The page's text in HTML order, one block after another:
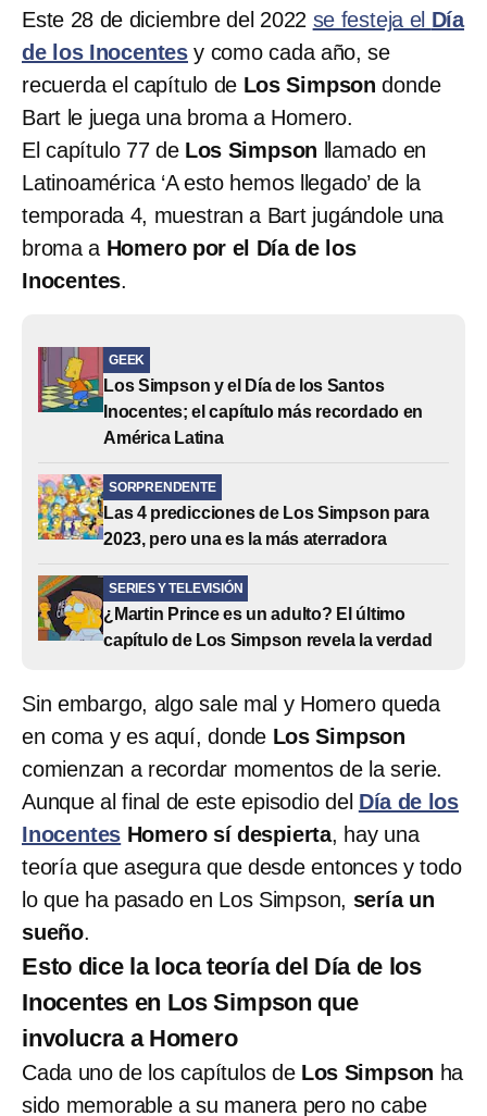
Este 28 de diciembre del 2022 se festeja el Día
de los Inocentes y como cada año, se
recuerda el capítulo de Los Simpson donde
Bart le juega una broma a Homero.
El capítulo 77 de Los Simpson llamado en
Latinoamérica ‘A esto hemos llegado’ de la
temporada 4, muestran a Bart jugándole una
broma a Homero por el Día de los
Inocentes.
GEEK
Los Simpson y el Día de los Santos
Inocentes; el capítulo más recordado en
América Latina
SORPRENDENTE
Las 4 predicciones de Los Simpson para
2023, pero una es la más aterradora
SERIES Y TELEVISIÓN
¿Martin Prince es un adulto? El último
capítulo de Los Simpson revela la verdad
Sin embargo, algo sale mal y Homero queda
en coma y es aquí, donde Los Simpson
comienzan a recordar momentos de la serie.
Aunque al final de este episodio del Día de los
Inocentes Homero sí despierta, hay una
teoría que asegura que desde entonces y todo
lo que ha pasado en Los Simpson, sería un
sueño.
Esto dice la loca teoría del Día de los
Inocentes en Los Simpson que
involucra a Homero
Cada uno de los capítulos de Los Simpson ha
sido memorable a su manera pero no cabe